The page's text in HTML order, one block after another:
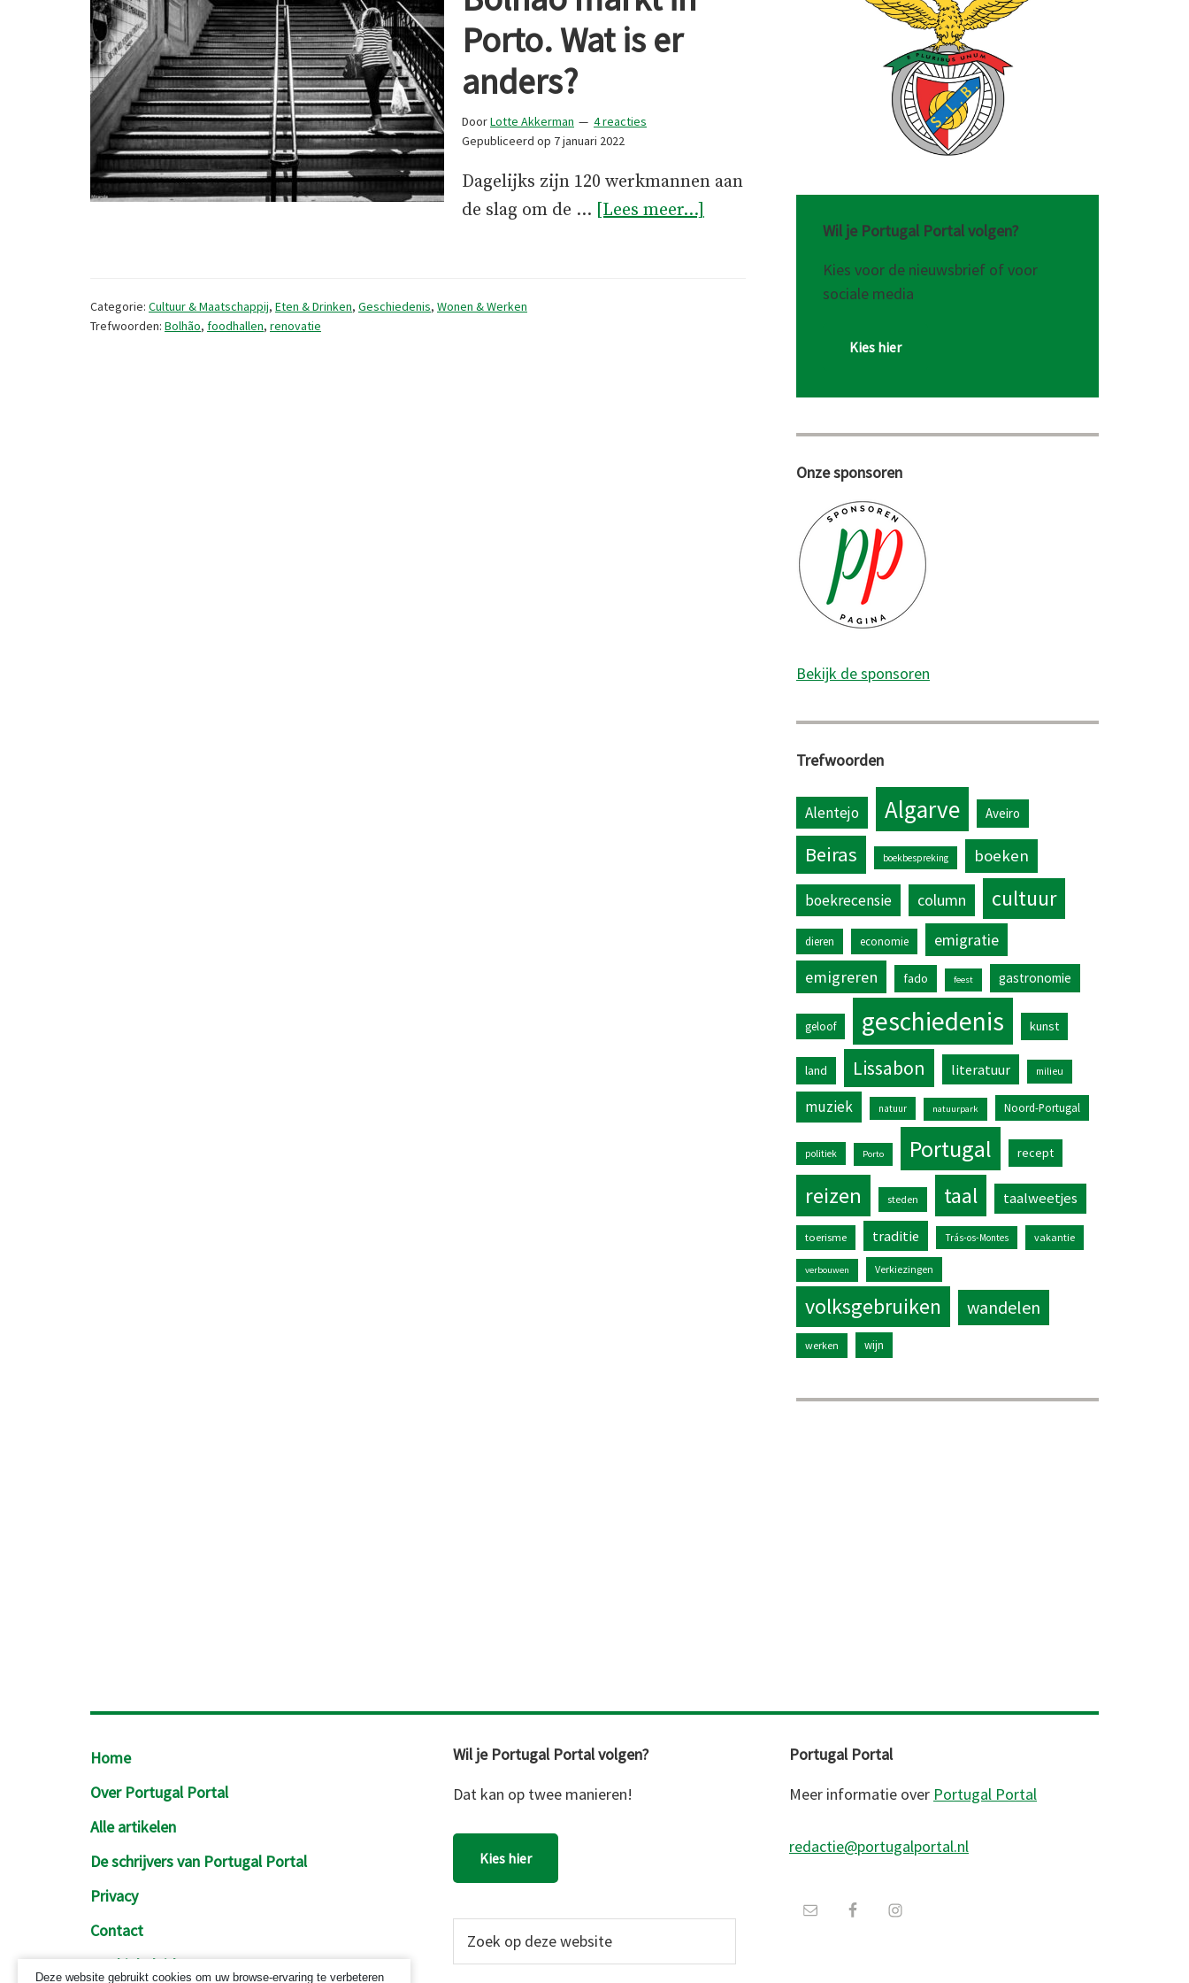
Porto. Wat is er
anders?
DoorLotte Akkerman
4 reacties
Gepubliceerd op 7 januari 2022
Dagelijks zijn 120 werkmannen aan
de slag om de … [Lees meer...]
Categorie: Cultuur & Maatschappij, Eten & Drinken, Geschiedenis, Wonen & Werken
Trefwoorden: Bolhão, foodhallen, renovatie
Wil je Portugal Portal volgen?
Kies voor de nieuwsbrief of voor
sociale media
Kies hier
Onze sponsoren
Bekijk de sponsoren
Trefwoorden
Alentejo Algarve Aveiro
Beiras boekbespreking boeken
boekrecensie column cultuur
dieren economie
emigratie
emigreren
fado feest gastronomie
geloof geschiedenis kunst
land Lissabon literatuur milieu
muziek natuur natuurpark Noord-Portugal
politiek Porto Portugal recept
reizen steden taal taalweetjes
toerisme traditie Trás-os-Montes vakantie
verbouwen Verkiezingen
volksgebruiken wandelen
werken wijn
Footer
Home
Over Portugal Portal
Alle artikelen
De schrijvers van Portugal Portal
Privacy
Contact
Cookiebeleid
Wil je Portugal Portal volgen?
Dat kan op twee manieren!
Kies hier
Portugal Portal
Meer informatie over Portugal Portal
redactie@portugalportal.nl
Deze website gebruikt cookies om uw browse-ervaring te verbeteren